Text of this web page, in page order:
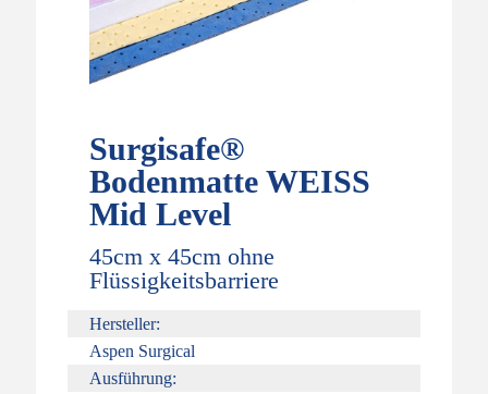
Surgisafe®
Bodenmatte WEISS
Mid Level
45cm x 45cm ohne
Flüssigkeitsbarriere
Hersteller:
Aspen Surgical
Ausführung: